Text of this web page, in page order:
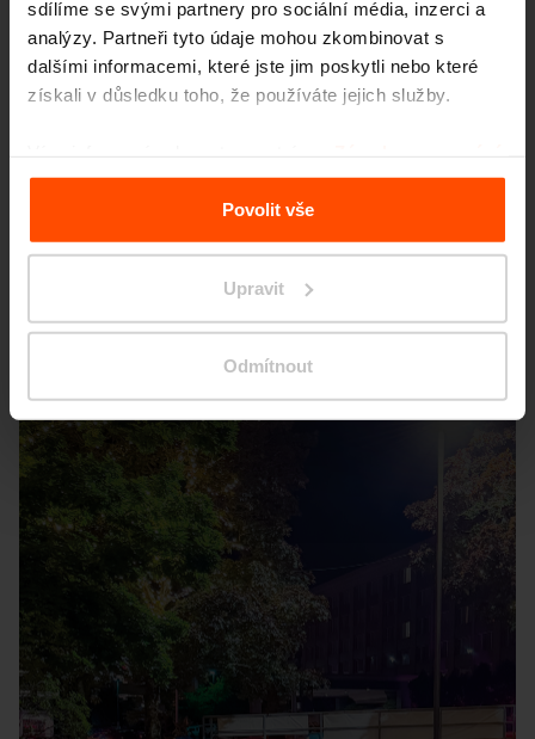
sdílíme se svými partnery pro sociální média, inzerci a
analýzy. Partneři tyto údaje mohou zkombinovat s
dalšími informacemi, které jste jim poskytli nebo které
získali v důsledku toho, že používáte jejich služby.
osobních údajů.
Povolit vše
Upravit
Odmítnout
Seattle – Popup park